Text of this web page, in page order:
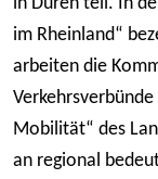
im Rheinland“
arbeiten die
Verkehrsverbünde
Mobilität“ des
an regional